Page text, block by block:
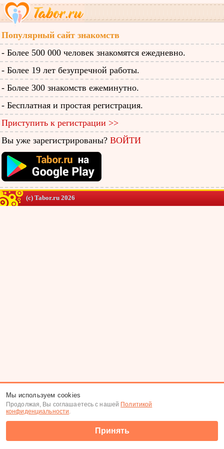
Популярный сайт знакомств
- Более 500 000 человек знакомятся ежедневно.
- Более 19 лет безупречной работы.
- Более 300 знакомств ежеминутно.
- Бесплатная и простая регистрация.
Приступить к регистрации >>
Вы уже зарегистрированы? ВОЙТИ
(c) Tabor.ru 2026
Мы используем cookies
Продолжая, Вы соглашаетесь с нашей Политикой
конфиденциальности.
Принять